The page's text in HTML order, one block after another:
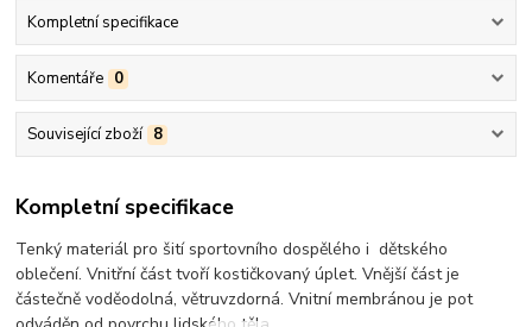
Kompletní specifikace
Komentáře 0
Související zboží 8
Kompletní specifikace
Tenký materiál pro šití sportovního dospělého i dětského
oblečení. Vnitřní část tvoří kostičkovaný úplet. Vnější část je
částečně voděodolná, větruvzdorná. Vnitní membránou je pot